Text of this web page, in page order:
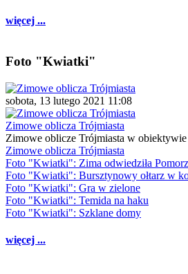
więcej ...
Foto "Kwiatki"
sobota, 13 lutego 2021 11:08
Zimowe oblicza Trójmiasta
Zimowe oblicze Trójmiasta w obiektywie
Zimowe oblicza Trójmiasta
Foto "Kwiatki": Zima odwiedziła
Foto "Kwiatki": Bursztynowy ołtarz w
Foto "Kwiatki": Gra w zielone
Foto "Kwiatki": Temida na haku
Foto "Kwiatki": Szklane domy
więcej ...